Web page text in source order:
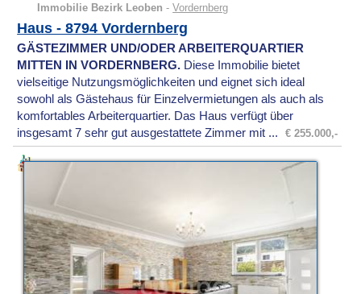
Immobilie Bezirk Leoben -Vordernberg
Haus - 8794 Vordernberg
GÄSTEZIMMER UND/ODER ARBEITERQUARTIER
MITTEN IN VORDERNBERG. Diese Immobilie bietet
vielseitige Nutzungsmöglichkeiten und eignet sich ideal
sowohl als Gästehaus für Einzelvermietungen als auch als
komfortables Arbeiterquartier. Das Haus verfügt über
insgesamt 7 sehr gut ausgestattete Zimmer mit ...
€ 255.000,-